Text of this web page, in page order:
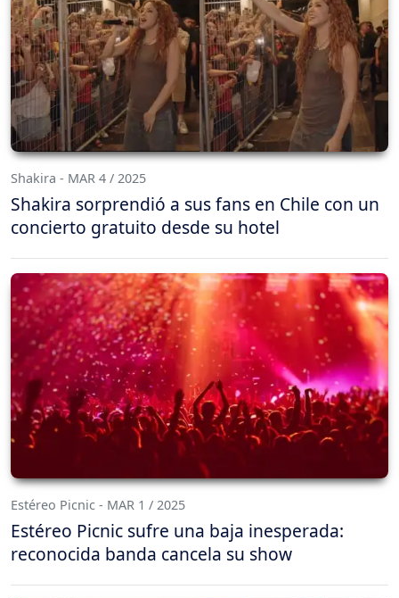
Shakira - MAR 4 / 2025
Shakira sorprendió a sus fans en Chile con un
concierto gratuito desde su hotel
Estéreo Picnic - MAR 1 / 2025
Estéreo Picnic sufre una baja inesperada:
reconocida banda cancela su show